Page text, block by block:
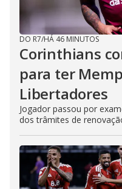
DO R7/HÁ 46 MINUTOS
Corinthians
para ter
Libertadores
Jogador passou por
dos trâmites de